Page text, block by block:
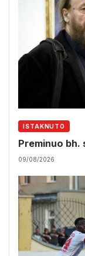
ISTAKNUTO
Preminuo bh.
09/08/2026